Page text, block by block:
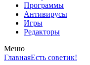
Программы
Антивирусы
Игры
Редакторы
Меню
ГлавнаяЕсть советик!